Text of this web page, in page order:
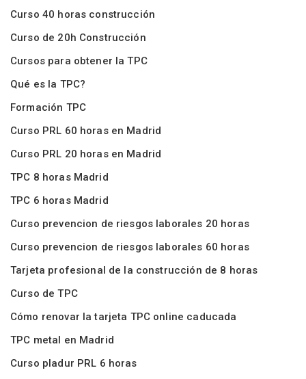
Curso 40 horas construcción
Curso de 20h Construcción
Cursos para obtener la TPC
Qué es la TPC?
Formación TPC
Curso PRL 60 horas en Madrid
Curso PRL 20 horas en Madrid
TPC 8 horas Madrid
TPC 6 horas Madrid
Curso prevencion de riesgos laborales 20 horas
Curso prevencion de riesgos laborales 60 horas
Tarjeta profesional de la construcción de 8 horas
Curso de TPC
Cómo renovar la tarjeta TPC online caducada
TPC metal en Madrid
Curso pladur PRL 6 horas